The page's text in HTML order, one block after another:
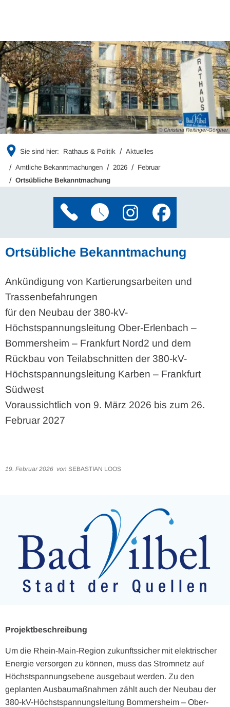
© Christina Reitinger-Görgner
Sie sind hier: Rathaus & Politik Aktuelles
Amtliche Bekanntmachungen 2026
Februar
Ortsübliche Bekanntmachung
Ortsübliche Bekanntmachung
Ankündigung von Kartierungsarbeiten und
Trassenbefahrungen
für den Neubau der 380-kV-
Höchstspannungsleitung Ober-Erlenbach –
Bommersheim – Frankfurt Nord2 und dem
Rückbau von Teilabschnitten der 380-kV-
Höchstspannungsleitung Karben – Frankfurt
Südwest
Voraussichtlich von 9. März 2026 bis zum 26.
Februar 2027
19. Februar 2026 von SEBASTIAN LOOS
Projektbeschreibung
Um die Rhein-Main-Region zukunftssicher mit elektrischer
Energie versorgen zu können, muss das Stromnetz auf
Höchstspannungsebene ausgebaut werden. Zu den
geplanten Ausbaumaßnahmen zählt auch der Neubau der
380-kV-Höchstspannungsleitung Bommersheim – Ober-